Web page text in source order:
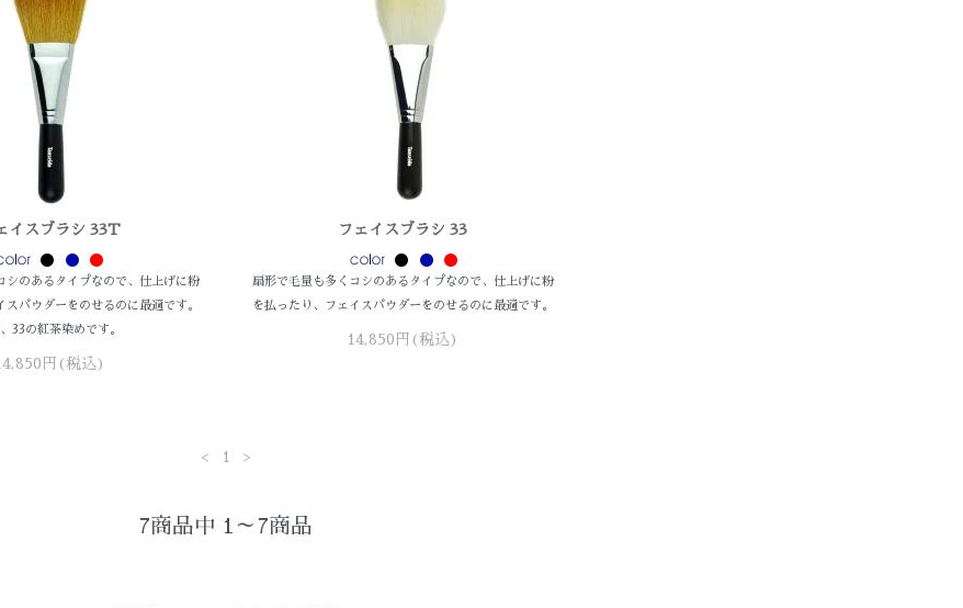
イスブラシ 33T
シのあるタイプなので、仕上げに粉
スパウダーをのせるのに最適です。
33の紅茶染めです。
円(税込)
フェイスブラシ 33
扇形で毛量も多くコシのあるタイプなので、仕上げに粉
を払ったり、フェイスパウダーをのせるのに最適です。
14,850円(税込)
< 1 >
7商品中 1～7商品